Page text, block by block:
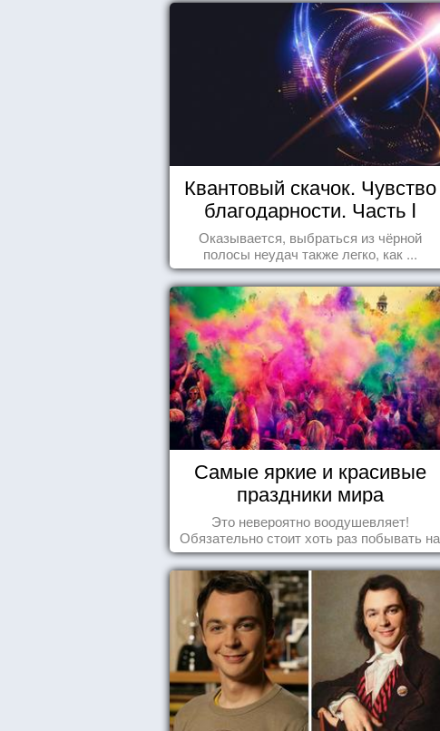
Квантовый скачок. Чувство
благодарности. Часть I
Оказывается, выбраться из чёрной
полосы неудач также легко, как ...
Самые яркие и красивые
праздники мира
Это невероятно воодушевляет!
Обязательно стоит хоть раз побывать на
подобных мероприятиях и получить
массу впечатлений!